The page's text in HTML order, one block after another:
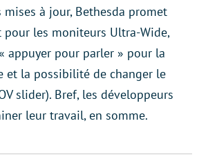
mises à jour, Bethesda promet
pour les moniteurs Ultra-Wide,
appuyer pour parler » pour la
et la possibilité de changer le
slider). Bref, les développeurs
leur travail, en somme.